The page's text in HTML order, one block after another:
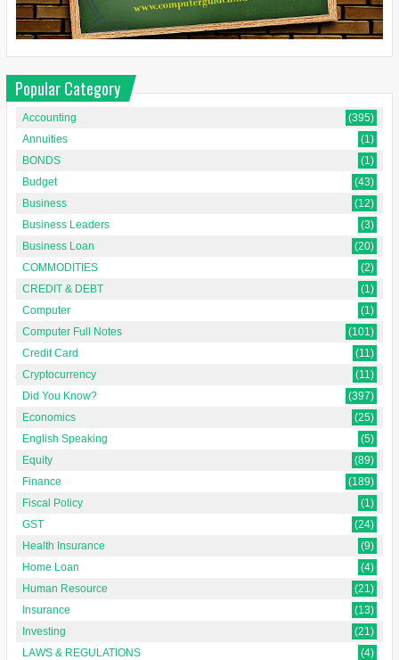
Popular Category
Accounting
(395)
Annuities
(1)
BONDS
(1)
Budget
(43)
Business
(12)
Business Leaders
(3)
Business Loan
(20)
COMMODITIES
(2)
CREDIT & DEBT
(1)
Computer
(1)
Computer Full Notes
(101)
Credit Card
(11)
Cryptocurrency
(11)
Did You Know?
(397)
Economics
(25)
English Speaking
(5)
Equity
(89)
Finance
(189)
Fiscal Policy
(1)
GST
(24)
Health Insurance
(9)
Home Loan
(4)
Human Resource
(21)
Insurance
(13)
Investing
(21)
LAWS & REGULATIONS
(4)